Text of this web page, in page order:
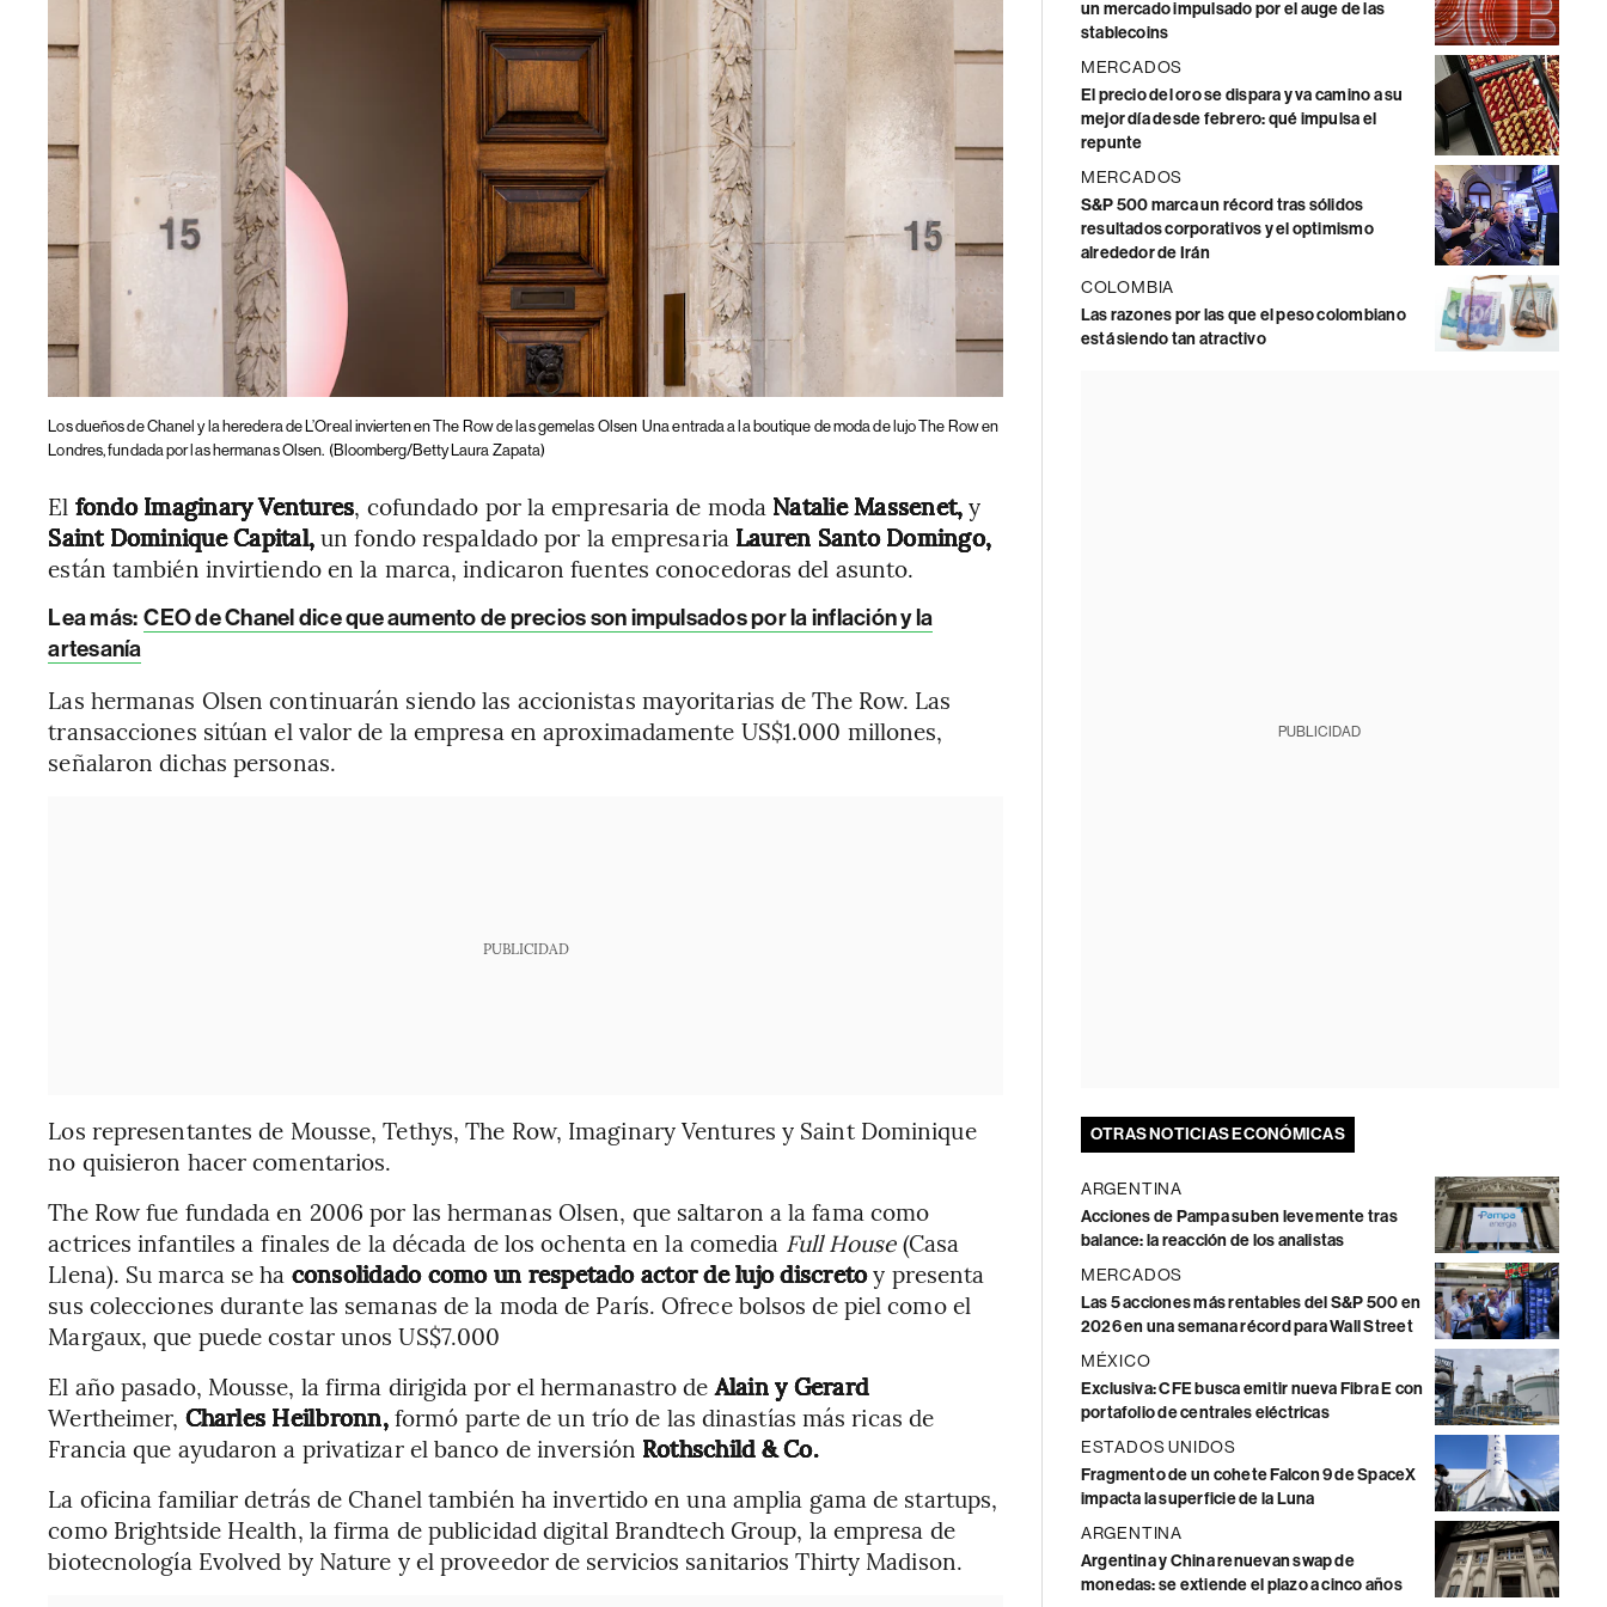
Los dueños de Chanel y la heredera de L’Oreal invierten en The Row de las gemelas Olsen Una entrada a la boutique de moda de lujo The Row en
Londres, fundada por las hermanas Olsen. (Bloomberg/Betty Laura Zapata)
El fondo Imaginary Ventures, cofundado por la empresaria de moda Natalie Massenet,y
Saint Dominique Capital,un fondo respaldado por la empresaria Lauren Santo Domingo,
están también invirtiendo en la marca, indicaron fuentes conocedoras del asunto.
Lea más: CEO de Chanel dice que aumento de precios son impulsados por la inflación y la
artesanía
Las hermanas Olsen continuarán siendo las accionistas mayoritarias de The Row. Las
transacciones sitúan el valor de la empresa en aproximadamente US$1.000 millones,
señalaron dichas personas.
PUBLICIDAD
Los representantes de Mousse, Tethys, The Row, Imaginary Ventures y Saint Dominique
no quisieron hacer comentarios.
The Row fue fundada en 2006 por las hermanas Olsen, que saltaron a la fama como
actrices infantiles a finales de la década de los ochenta en la comedia Full House(Casa
Llena). Su marca se ha consolidado como un respetado actor de lujo discretoy presenta
sus colecciones durante las semanas de la moda de París. Ofrece bolsos de piel como el
Margaux, que puede costar unos US$7.000
El año pasado, Mousse, la firma dirigida por el hermanastro deAlain y Gerard
Wertheimer, Charles Heilbronn,formó parte de un trío de las dinastías más ricas de
Francia que ayudaron a privatizar el banco de inversión Rothschild & Co.
La oficina familiar detrás de Chanel también ha invertido en una amplia gama de startups,
como Brightside Health, la firma de publicidad digital Brandtech Group, la empresa de
biotecnología Evolved by Nature y el proveedor de servicios sanitarios Thirty Madison.
un mercado impulsado por el auge de las
stablecoins
MERCADOS
El precio del oro se dispara y va camino a su
mejor día desde febrero: qué impulsa el
repunte
MERCADOS
S&P 500 marca un récord tras sólidos
resultados corporativos y el optimismo
alrededor de Irán
COLOMBIA
Las razones por las que el peso colombiano
está siendo tan atractivo
PUBLICIDAD
OTRAS NOTICIAS ECONÓMICAS
ARGENTINA
Acciones de Pampa suben levemente tras
balance: la reacción de los analistas
MERCADOS
Las 5 acciones más rentables del S&P 500 en
2026 en una semana récord para Wall Street
MÉXICO
Exclusiva: CFE busca emitir nueva Fibra E con
portafolio de centrales eléctricas
ESTADOS UNIDOS
Fragmento de un cohete Falcon 9 de SpaceX
impacta la superficie de la Luna
ARGENTINA
Argentina y China renuevan swap de
monedas: se extiende el plazo a cinco años